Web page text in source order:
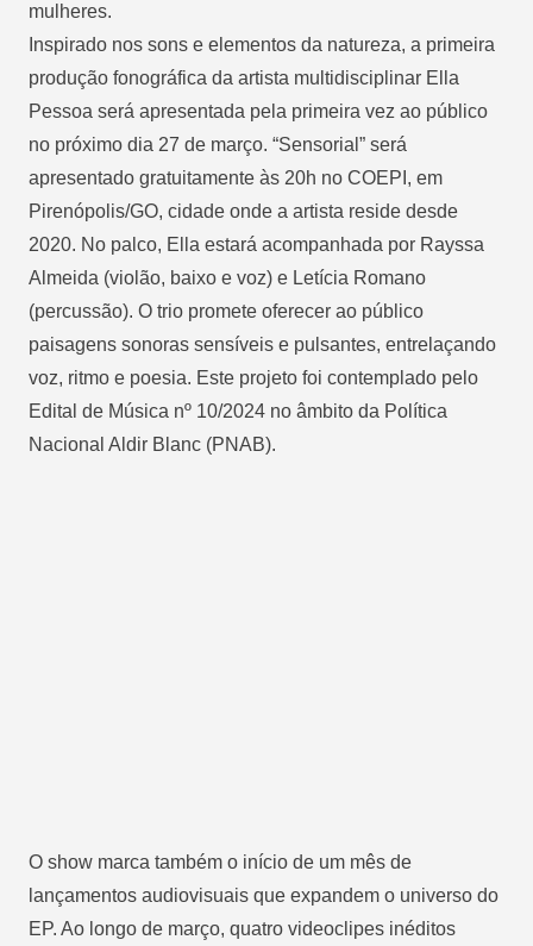
mulheres.
Inspirado nos sons e elementos da natureza, a primeira
produção fonográfica da artista multidisciplinar Ella
Pessoa será apresentada pela primeira vez ao público
no próximo dia 27 de março. “Sensorial” será
apresentado gratuitamente às 20h no COEPI, em
Pirenópolis/GO, cidade onde a artista reside desde
2020. No palco, Ella estará acompanhada por Rayssa
Almeida (violão, baixo e voz) e Letícia Romano
(percussão). O trio promete oferecer ao público
paisagens sonoras sensíveis e pulsantes, entrelaçando
voz, ritmo e poesia. Este projeto foi contemplado pelo
Edital de Música nº 10/2024 no âmbito da Política
Nacional Aldir Blanc (PNAB).
O show marca também o início de um mês de
lançamentos audiovisuais que expandem o universo do
EP. Ao longo de março, quatro videoclipes inéditos